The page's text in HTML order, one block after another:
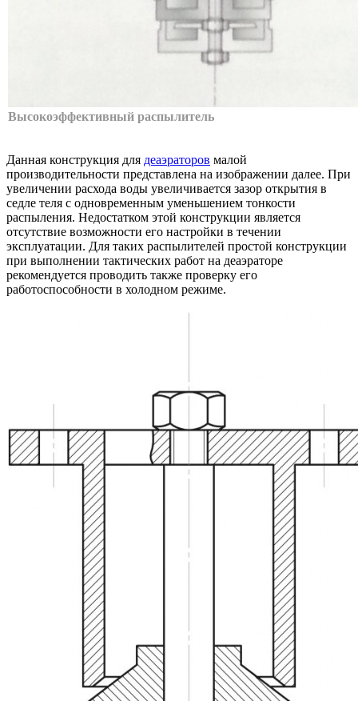
Высокоэффективный распылитель
Данная конструкция для деаэраторов малой
производительности представлена на изображении далее. При
увеличении расхода воды увеличивается зазор открытия в
седле теля с одновременным уменьшением тонкости
распыления. Недостатком этой конструкции является
отсутствие возможности его настройки в течении
эксплуатации. Для таких распылителей простой конструкции
при выполнении тактических работ на деаэраторе
рекомендуется проводить также проверку его
работоспособности в холодном режиме.